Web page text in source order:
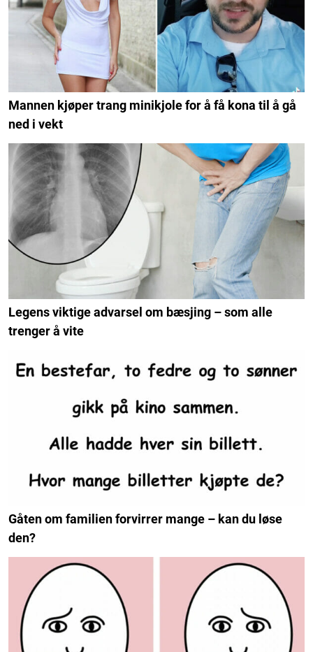
Mannen kjøper trang minikjole for å få kona til å gå
ned i vekt
Legens viktige advarsel om bæsjing – som alle
trenger å vite
Gåten om familien forvirrer mange – kan du løse
den?